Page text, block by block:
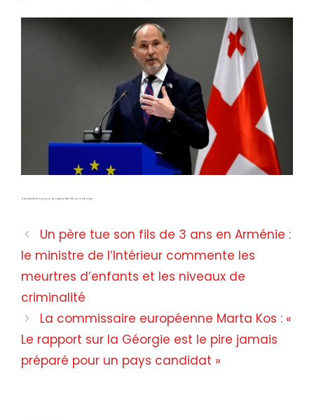
Zakareichvili à propos du rapport de l’UE sur la Géorgie
Un père tue son fils de 3 ans en Arménie :
le ministre de l’Intérieur commente les
meurtres d’enfants et les niveaux de
criminalité
La commissaire européenne Marta Kos : «
Le rapport sur la Géorgie est le pire jamais
préparé pour un pays candidat »